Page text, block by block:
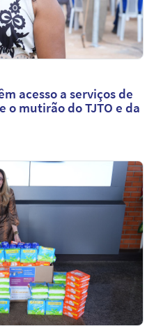
acesso a serviços de
mutirão do TJTO e da